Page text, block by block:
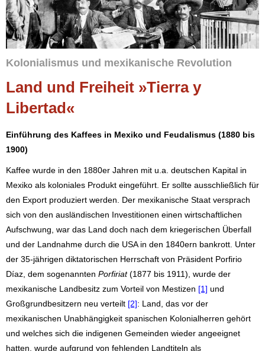
Kolonialismus und mexikanische Revolution
Land und Freiheit »Tierra y
Libertad«
Einführung des Kaffees in Mexiko und Feudalismus (1880 bis
1900)
Kaffee wurde in den 1880er Jahren mit u.a. deutschen Kapital in
Mexiko als koloniales Produkt eingeführt. Er sollte ausschließlich für
den Export produziert werden. Der mexikanische Staat versprach
sich von den ausländischen Investitionen einen wirtschaftlichen
Aufschwung, war das Land doch nach dem kriegerischen Überfall
und der Landnahme durch die USA in den 1840ern bankrott. Unter
der 35-jährigen diktatorischen Herrschaft von Präsident Porfirio
Díaz, dem sogenannten Porfiriat(1877 bis 1911), wurde der
mexikanische Landbesitz zum Vorteil von Mestizen [1] und
Großgrundbesitzern neu verteilt [2]: Land, das vor der
mexikanischen Unabhängigkeit spanischen Kolonialherren gehört
und welches sich die indigenen Gemeinden wieder angeeignet
hatten, wurde aufgrund von fehlenden Landtiteln als